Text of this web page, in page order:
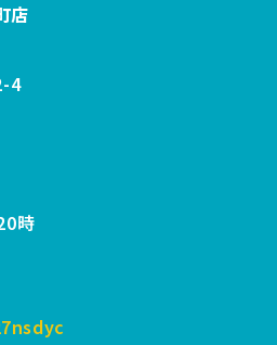
店
4
時